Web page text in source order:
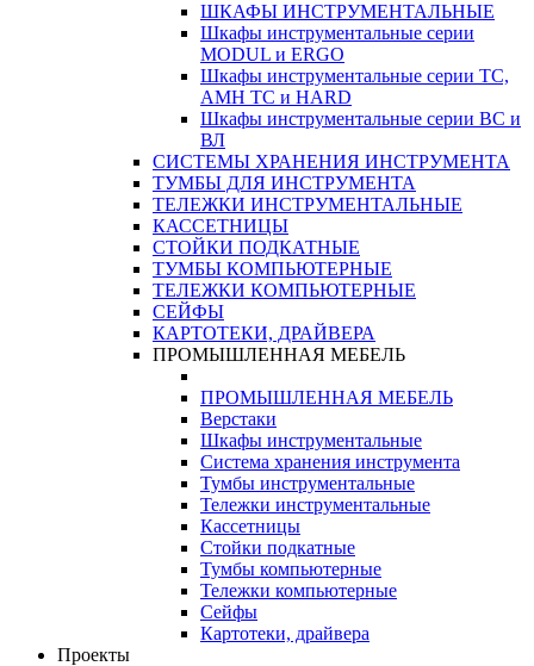
ШКАФЫ ИНСТРУМЕНТАЛЬНЫЕ
Шкафы инструментальные серии
MODUL и ERGO
Шкафы инструментальные серии ТС,
АМН ТС и HARD
Шкафы инструментальные серии ВС и
ВЛ
СИСТЕМЫ ХРАНЕНИЯ ИНСТРУМЕНТА
ТУМБЫ ДЛЯ ИНСТРУМЕНТА
ТЕЛЕЖКИ ИНСТРУМЕНТАЛЬНЫЕ
КАССЕТНИЦЫ
СТОЙКИ ПОДКАТНЫЕ
ТУМБЫ КОМПЬЮТЕРНЫЕ
ТЕЛЕЖКИ КОМПЬЮТЕРНЫЕ
СЕЙФЫ
КАРТОТЕКИ, ДРАЙВЕРА
ПРОМЫШЛЕННАЯ МЕБЕЛЬ
ПРОМЫШЛЕННАЯ МЕБЕЛЬ
Верстаки
Шкафы инструментальные
Система хранения инструмента
Тумбы инструментальные
Тележки инструментальные
Кассетницы
Стойки подкатные
Тумбы компьютерные
Тележки компьютерные
Сейфы
Картотеки, драйвера
Проекты